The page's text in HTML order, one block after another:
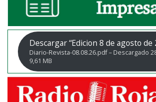
Descargar “Edicion 8 de agosto de
Diario-Revista-08.08.26.pdf – Descargado
9,61 MB